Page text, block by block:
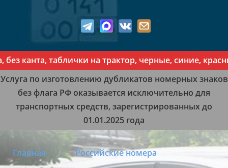
таблички на трактор, черные, синие,
Услуга по изготовлению дубликатов номерных знаков
без флага РФ оказывается исключительно для
транспортных средств, зарегистрированных до
01.01.2025 года
Главная
Российские номера